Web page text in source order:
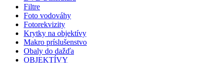
Filtre
Foto vodováhy
Fotorekvizity
Krytky na objektívy
Makro príslušenstvo
Obaly do dažďa
OBJEKTÍVY